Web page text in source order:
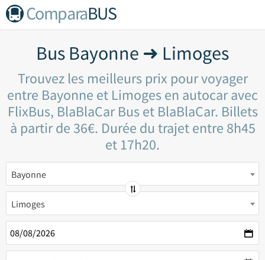
ComparaBUS
Bus Bayonne ➜ Limoges
Trouvez les meilleurs prix pour voyager
entre Bayonne et Limoges en autocar avec
FlixBus, BlaBlaCar Bus et BlaBlaCar. Billets
à partir de 36€. Durée du trajet entre 8h45
et 17h20.
Bayonne
Limoges